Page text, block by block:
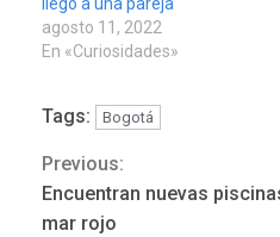
llegó a una pareja
agosto 11, 2022
En «Curiosidades»
Tags: Bogotá
Continue
Reading
Previous:
Encuentran nuevas
mar rojo